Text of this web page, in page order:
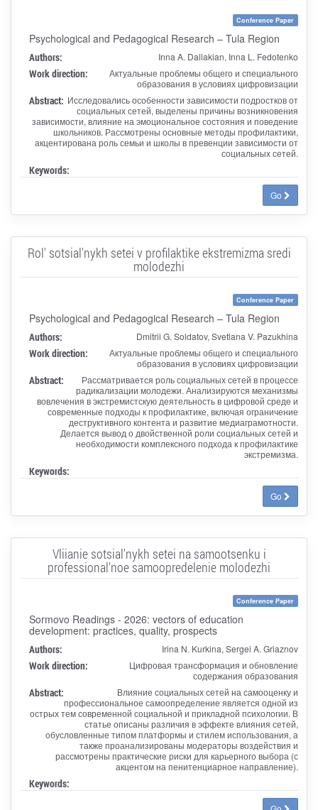
Conference Paper
Psychological and Pedagogical Research – Tula Region
Authors: Inna A. Dallakian, Inna L. Fedotenko
Work direction:
Актуальные проблемы общего и специального
образования в условиях цифровизации
Abstract: Исследовались особенности зависимости подростков от
социальных сетей, выделены причины возникновения
зависимости, влияние на эмоциональное состояния и поведение
школьников. Рассмотрены основные методы профилактики,
акцентирована роль семьи и школы в превенции зависимости от
социальных сетей.
Keywords:
Go
Rol' sotsial'nykh setei v profilaktike ekstremizma sredi
molodezhi
Conference Paper
Psychological and Pedagogical Research – Tula Region
Authors: Dmitrii G. Soldatov, Svetlana V. Pazukhina
Work direction:
Актуальные проблемы общего и специального
образования в условиях цифровизации
Abstract:
Рассматривается роль социальных сетей в процессе
радикализации молодежи. Анализируются механизмы
вовлечения в экстремистскую деятельность в цифровой среде и
современные подходы к профилактике, включая ограничение
деструктивного контента и развитие медиаграмотности.
Делается вывод о двойственной роли социальных сетей и
необходимости комплексного подхода к профилактике
экстремизма.
Keywords:
Go
Vliianie sotsial'nykh setei na samootsenku i
professional'noe samoopredelenie molodezhi
Conference Paper
Sormovo Readings - 2026: vectors of education
development: practices, quality, prospects
Authors: Irina N. Kurkina, Sergei A. Griaznov
Work direction:
Цифровая трансформация и обновление
содержания образования
Abstract:
Влияние социальных сетей на самооценку и
профессиональное самоопределение является одной из
острых тем современной социальной и прикладной психологии. В
статье описаны различия в эффекте влияния сетей,
обусловленные типом платформы и стилем использования, а
также проанализированы модераторы воздействия и
рассмотрены практические риски для карьерного выбора (с
акцентом на пенитенциарное направление).
Keywords: